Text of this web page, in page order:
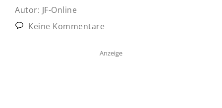
Autor: JF-Online
Keine Kommentare
Anzeige